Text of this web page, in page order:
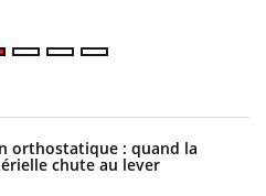
orthostatique : quand la
chute au lever